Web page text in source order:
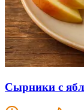
Сырники с